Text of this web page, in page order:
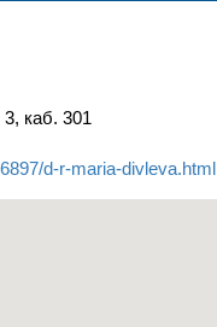
каб. 301
d-r-maria-divleva.html